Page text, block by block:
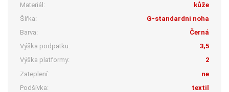
Materiál:
kůže
Šířka:
G-standardní noha
Barva:
Černá
Výška podpatku:
3,5
Výška platformy:
2
Zateplení:
ne
Podšívka:
textil